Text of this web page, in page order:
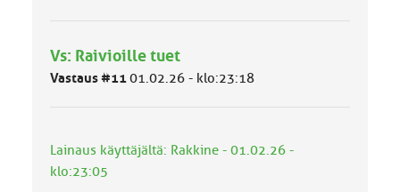
ä
a
Vs: Raivioille tuet
Vastaus #1101.02.26 - klo:23:18
Lainaus käyttäjältä: Rakkine - 01.02.26 -
klo:23:05